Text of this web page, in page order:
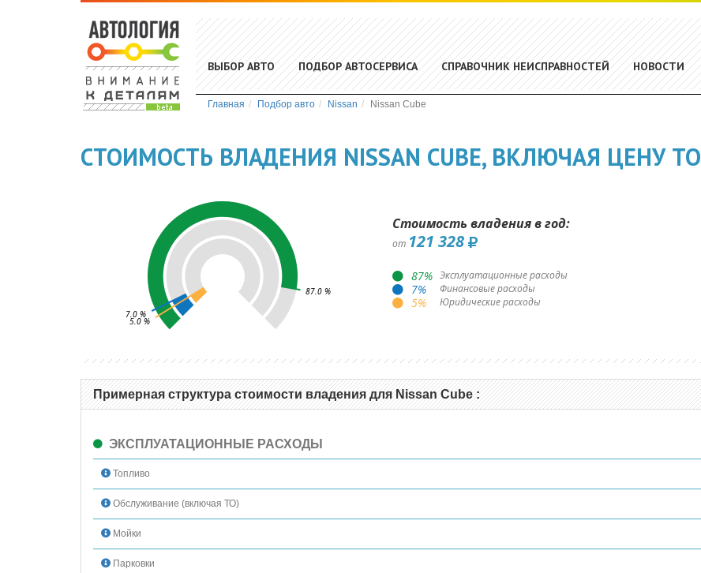
ВЫБОР АВТО ПОДБОР АВТОСЕРВИСА СПРАВОЧНИК НЕИСПРАВНОСТЕЙ НОВОСТИ
Главная Подбор авто Nissan Nissan Cube
СТОИМОСТЬ ВЛАДЕНИЯ NISSAN CUBE, ВКЛЮЧАЯ ЦЕНУ ТО
87.0 %
7.0 %
5.0 %
Стоимость владения в год:
от 121 328
87% Эксплуатационные расходы
7% Финансовые расходы
5% Юридические расходы
Примерная структура стоимости владения для Nissan Cube :
ЭКСПЛУАТАЦИОННЫЕ РАСХОДЫ
Топливо
Обслуживание (включая ТО)
Мойки
Парковки